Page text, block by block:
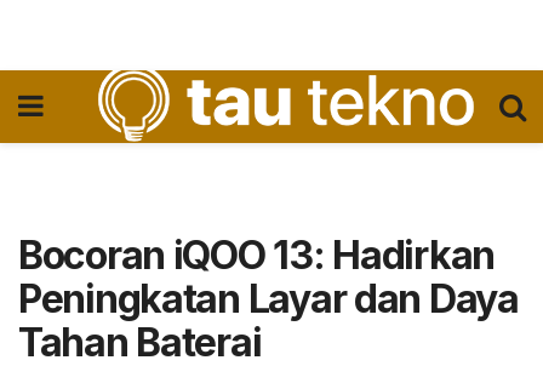
Bocoran iQOO 13: Hadirkan
Peningkatan Layar dan Daya
Tahan Baterai